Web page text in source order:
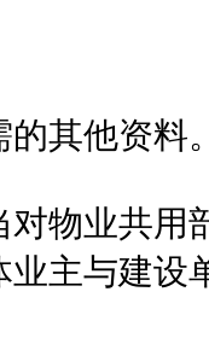
的其他资料
物业共用
主与建设